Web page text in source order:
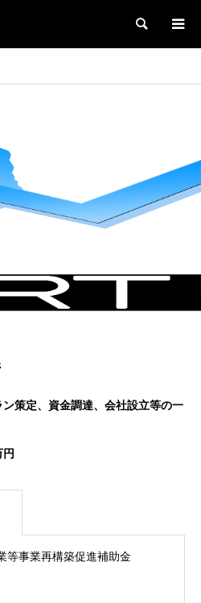
検索
策定、資金調達、会社設立等の一
等事業再構築促進補助金